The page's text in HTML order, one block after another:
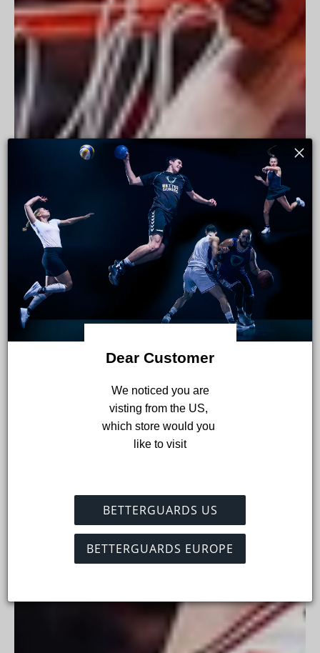
Dear Customer
visting from the US,
which store would you
like to visit
BETTERGUARDS US
BETTERGUARDS EUROPE